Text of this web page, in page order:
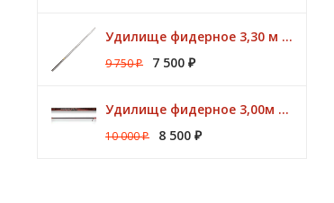
Удилище фидерное 3,30 м CK Method Feeder 60 гр / 3 - 10 lbs Browning
9 750₽ 7 500 ₽
Удилище фидерное 3,00м Argon Feeder MT 50gr Browning
10 000₽ 8 500 ₽